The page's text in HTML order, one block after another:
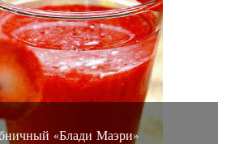
«Блади Маэри»